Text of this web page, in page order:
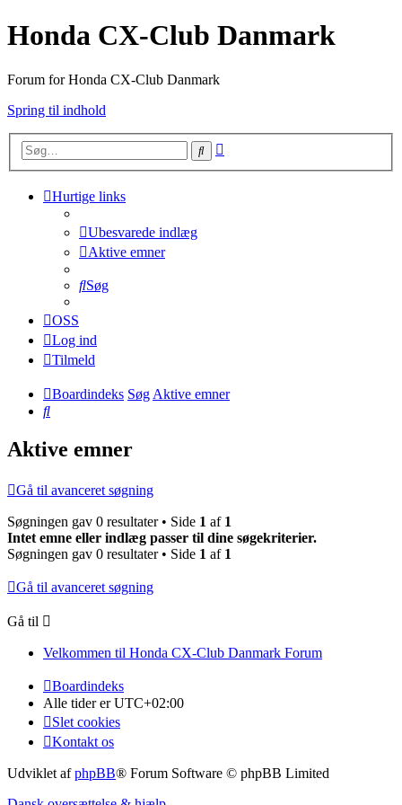
Honda CX-Club Danmark
Forum for Honda CX-Club Danmark
Spring til indhold
Søg
Hurtige links
Ubesvarede indlæg
Aktive emner
Søg
OSS
Log ind
Tilmeld
Boardindeks SøgAktive emner
Søg
Aktive emner
Gå til avanceret søgning
Søgningen gav 0 resultater • Side 1 af 1
Intet emne eller indlæg passer til dine søgekriterier.
Søgningen gav 0 resultater • Side 1 af 1
Gå til avanceret søgning
Gå til
Velkommen til Honda CX-Club Danmark Forum
Boardindeks
Alle tider erUTC+02:00
Slet cookies
Kontakt os
Udviklet afphpBB® Forum Software © phpBB Limited